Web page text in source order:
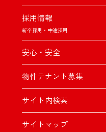
採用情報
新卒採用・中途採用
安心・安全
物件テナント募集
サイト内検索
サイトマップ